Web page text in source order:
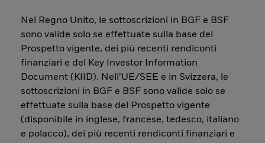
Nel Regno Unito, le sottoscrizioni in BGF e BSF
sono valide solo se effettuate sulla base del
Prospetto vigente, dei più recenti rendiconti
finanziari e del Key Investor Information
Document (KIID). Nell’UE/SEE e in Svizzera, le
sottoscrizioni in BGF e BSF sono valide solo se
effettuate sulla base del Prospetto vigente
(disponibile in inglese, francese, tedesco, italiano
e polacco), dei più recenti rendiconti finanziari e